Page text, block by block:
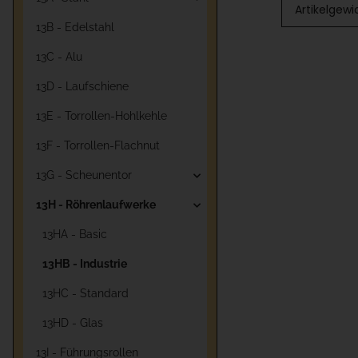
13B - Edelstahl
13C - Alu
13D - Laufschiene
13E - Torrollen-Hohlkehle
13F - Torrollen-Flachnut
13G - Scheunentor
13H - Röhrenlaufwerke
13HA - Basic
13HB - Industrie
13HC - Standard
13HD - Glas
13I - Führungsrollen